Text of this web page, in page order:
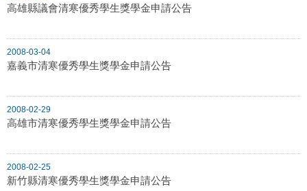
高雄縣議會清寒優秀學生獎學金申請公告
2008-03-04
嘉義市清寒優秀學生獎學金申請公告
2008-02-29
高雄市清寒優秀學生獎學金申請公告
2008-02-25
新竹縣清寒優秀學生獎學金申請公告